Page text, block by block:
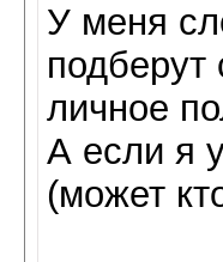
У меня
личное
А если я
(может